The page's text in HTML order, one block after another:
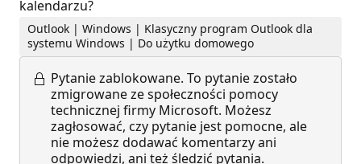
kalendarzu?
Outlook | Windows | Klasyczny program Outlook dla
systemu Windows | Do użytku domowego
Pytanie zablokowane. To pytanie zostało
zmigrowane ze społeczności pomocy
technicznej firmy Microsoft. Możesz
zagłosować, czy pytanie jest pomocne, ale
nie możesz dodawać komentarzy ani
odpowiedzi, ani też śledzić pytania.